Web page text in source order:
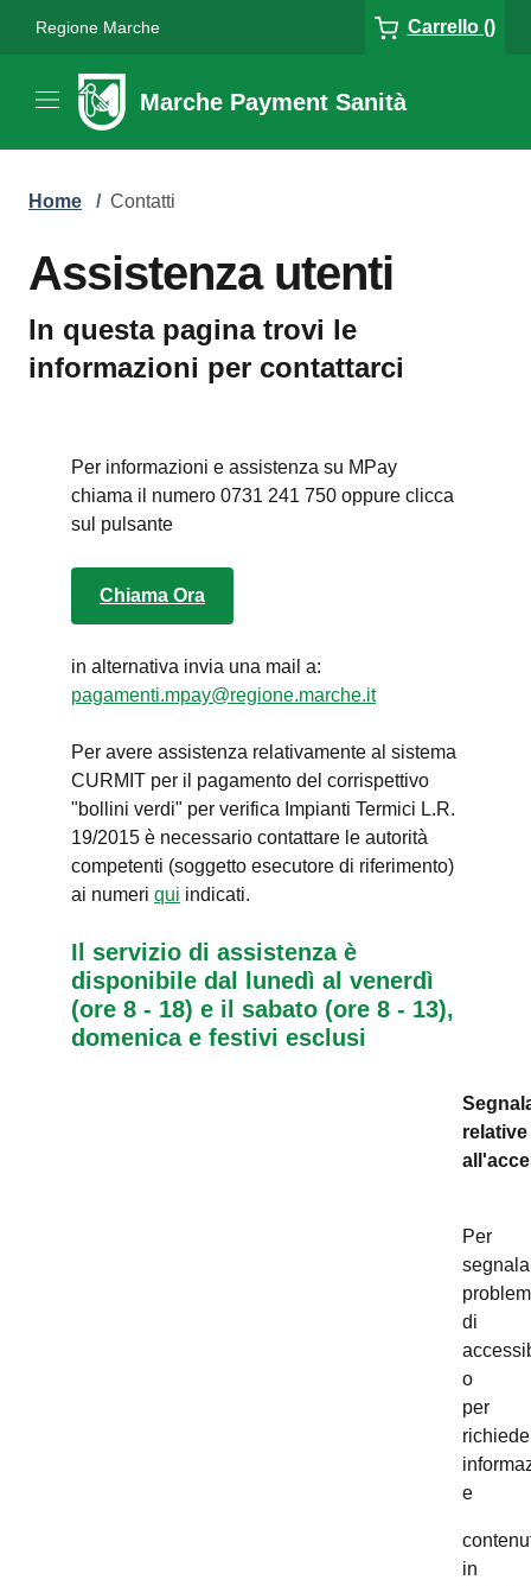
Regione Marche Carrello ()
Marche Payment Sanità
Home / Contatti
Assistenza utenti
In questa pagina trovi le
informazioni per contattarci
Per informazioni e assistenza su MPay
chiama il numero 0731 241 750 oppure clicca
sul pulsante
Chiama Ora
in alternativa invia una mail a:
pagamenti.mpay@regione.marche.it
Per avere assistenza relativamente al sistema
CURMIT per il pagamento del corrispettivo
"bollini verdi" per verifica Impianti Termici L.R.
19/2015 è necessario contattare le autorità
competenti (soggetto esecutore di riferimento)
ai numeri qui indicati.
Il servizio di assistenza è
disponibile dal lunedì al venerdì
(ore 8 - 18) e il sabato (ore 8 - 13),
domenica e festivi esclusi
relative
Per
di
o
per
e
in